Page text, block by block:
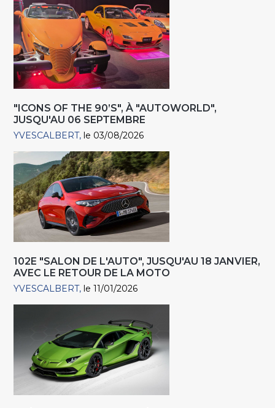
"ICONS OF THE 90’S", À "AUTOWORLD",
JUSQU'AU 06 SEPTEMBRE
YVESCALBERT le 03/08/2026
102E "SALON DE L'AUTO", JUSQU'AU 18 JANVIER,
AVEC LE RETOUR DE LA MOTO
YVESCALBERT le 11/01/2026